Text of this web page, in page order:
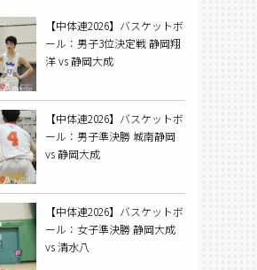
【中体連2026】バスケットボ
ール：男子3位決定戦 静岡翔
洋 vs 静岡大成
【中体連2026】バスケットボ
ール：男子準決勝 城南静岡
vs 静岡大成
【中体連2026】バスケットボ
ール：女子準決勝 静岡大成
vs 清水八